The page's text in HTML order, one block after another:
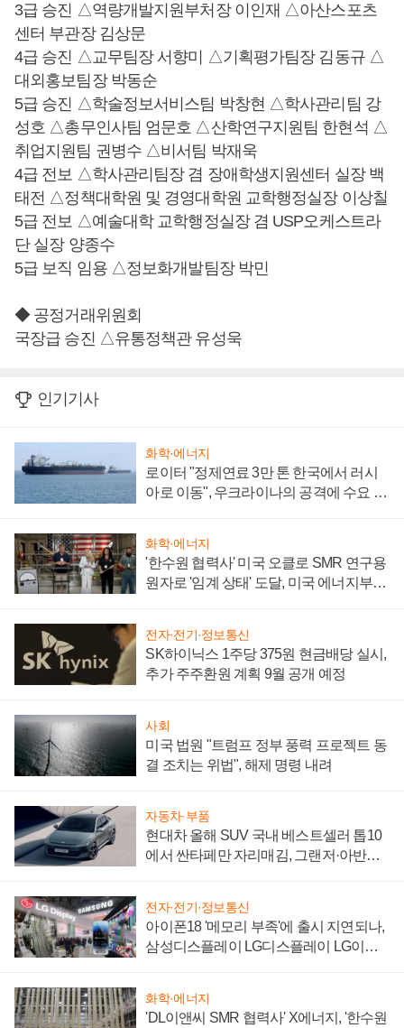
3급 승진 △역량개발지원부처장 이인재 △아산스포츠
센터 부관장 김상문
4급 승진 △교무팀장 서향미 △기획평가팀장 김동규 △
대외홍보팀장 박동순
5급 승진 △학술정보서비스팀 박창현 △학사관리팀 강
성호 △총무인사팀 엄문호 △산학연구지원팀 한현석 △
취업지원팀 권병수 △비서팀 박재욱
4급 전보 △학사관리팀장 겸 장애학생지원센터 실장 백
태전 △정책대학원 및 경영대학원 교학행정실장 이상칠
5급 전보 △예술대학 교학행정실장 겸 USP오케스트라
단 실장 양종수
5급 보직 임용 △정보화개발팀장 박민
◆ 공정거래위원회
국장급 승진 △유통정책관 유성욱
인기기사
화학·에너지
로이터 "정제연료 3만 톤 한국에서 러시
아로 이동", 우크라이나의 공격에 수요 늘
화학·에너지
'한수원 협력사' 미국 오클로 SMR 연구용
원자로 '임계 상태' 도달, 미국 에너지부
전자·전기·정보통신
SK하이닉스 1주당 375원 현금배당 실시,
추가 주주환원 계획 9월 공개 예정
사회
미국 법원 "트럼프 정부 풍력 프로젝트 동
결 조치는 위법", 해제 명령 내려
자동차·부품
현대차 올해 SUV 국내 베스트셀러 톱10
에서 싼타페만 자리매김, 그랜저·아반떼
전자·전기·정보통신
아이폰18 '메모리 부족'에 출시 지연되나,
삼성디스플레이 LG디스플레이 LG이노
화학·에너지
'DL이앤씨 SMR 협력사' X에너지, '한수원